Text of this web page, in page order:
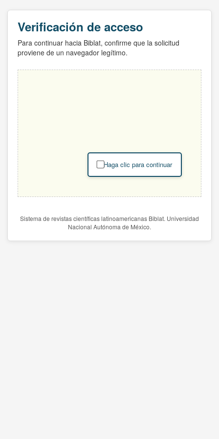
Verificación de acceso
Para continuar hacia Biblat, confirme que la solicitud
proviene de un navegador legítimo.
Haga clic para continuar
Sistema de revistas científicas latinoamericanas Biblat. Universidad
Nacional Autónoma de México.